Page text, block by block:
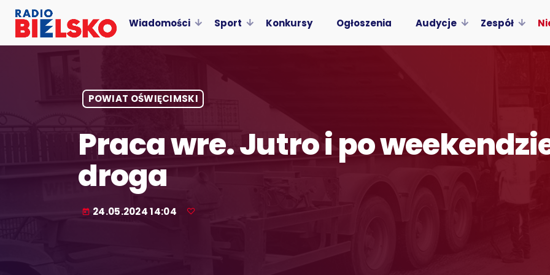
Wiadomości Sport Konkursy Ogłoszenia Audycje Zespół
POWIAT OŚWIĘCIMSKI
Praca wre. Jutro i po
droga
today 24.05.2024 14:04